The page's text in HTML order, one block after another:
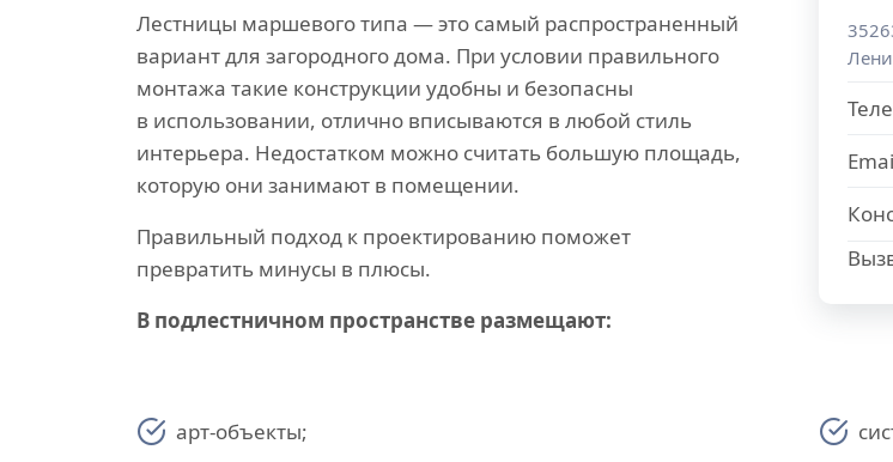
Лестницы маршевого типа — это самый распространенный
вариант для загородного дома. При условии правильного
монтажа такие конструкции удобны и безопасны
в использовании, отлично вписываются в любой стиль
интерьера. Недостатком можно считать большую площадь,
которую они занимают в помещении.
Правильный подход к проектированию поможет
превратить минусы в плюсы.
В подлестничном пространстве размещают:
арт-объекты;